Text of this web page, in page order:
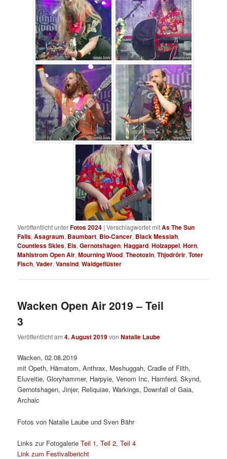
Veröffentlicht unterFotos 2024 |Verschlagwortet mitAs The Sun
Falls,Asagraum, Baumbart, Bio-Cancer, Black Messiah,
Countless Skies, Eis,Gernotshagen,Haggard,Holzappel,Horn,
Mahlstrom Open Air,Mourning Wood,Theotoxin,Thjodrörir,Toter
Fisch,Vader,Vansind,Waldgeflüster
Wacken Open Air 2019 – Teil
3
Veröffentlicht am4. August 2019vonNatalie Laube
Wacken, 02.08.2019
mit Opeth, Hämatom, Anthrax, Meshuggah, Cradle of Filth,
Eluveitie, Gloryhammer, Harpyie, Venom Inc, Hamferd, Skynd,
Gernotshagen, Jinjer, Reliquiae, Warkings, Downfall of Gaia,
Archaic
Fotos von Natalie Laube und Sven Bähr
Links zur FotogalerieTeil 1,Teil 2,Teil 4
Link zum Festivalbericht